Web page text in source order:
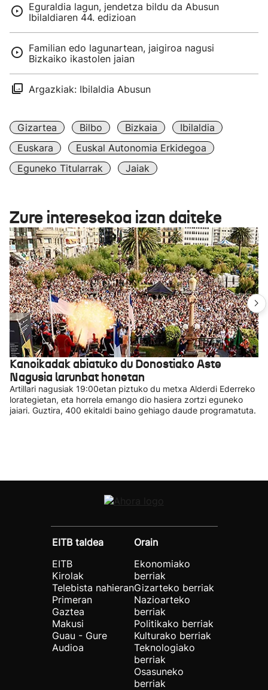
Eguraldia lagun, jendetza bildu da Abusun
Ibilaldiaren 44. edizioan
Familian edo lagunartean, jaigiroa nagusi
Bizkaiko ikastolen jaian
Argazkiak: Ibilaldia Abusun
Gizartea Bilbo Bizkaia
Ibilaldia
Euskara
Euskal Autonomia Erkidegoa
Eguneko Titularrak
Jaiak
Zure interesekoa izan daiteke
Kanoikadak abiatuko du Donostiako Aste
Nagusia larunbat honetan
Artillari nagusiak 19:00etan piztuko du metxa Alderdi Ederreko
lorategietan, eta horrela emango dio hasiera zortzi eguneko
jaiari. Guztira, 400 ekitaldi baino gehiago daude programatuta.
EITB taldea
EITB
Kirolak
Telebista nahieran
Primeran
Gaztea
Makusi
Guau - Gure
Audioa
Orain
Ekonomiako
berriak
Gizarteko berriak
Nazioarteko
berriak
Politikako berriak
Kulturako berriak
Teknologiako
berriak
Osasuneko
berriak